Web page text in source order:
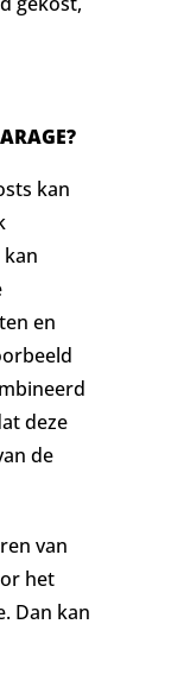
kan
en
deze
de
van
het
Dan kan